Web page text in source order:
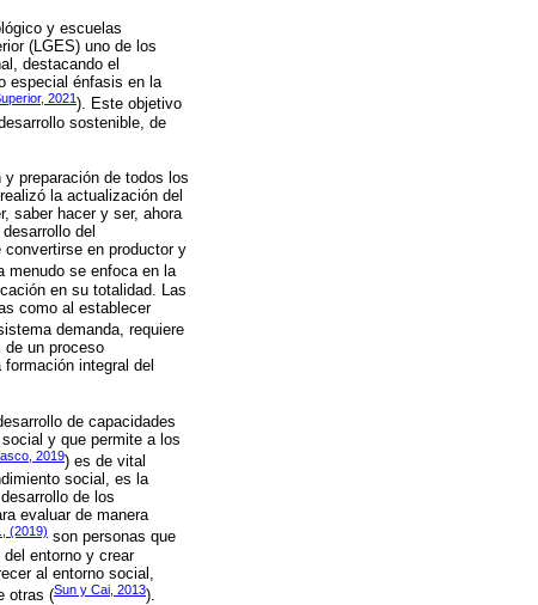
y escuelas
(LGES) uno de los
destacando el
especial énfasis en la
2021). Este objetivo
sostenible, de
preparación de todos los
la actualización del
saber hacer y ser, ahora
del
convertirse en productor y
menudo se enfoca en la
en su totalidad. Las
como al establecer
demanda, requiere
un proceso
integral del
de capacidades
y que permite a los
2019) es de vital
social, es la
de los
evaluar de manera
., (2019) son personas que
entorno y crear
al entorno social,
otras (Sun y Cai, 2013).